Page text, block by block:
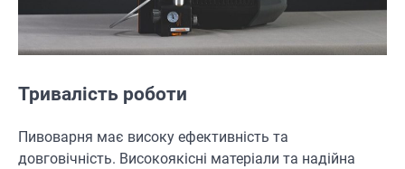
Тривалість роботи
Пивоварня має високу ефективність та
довговічність. Високоякісні матеріали та надійна